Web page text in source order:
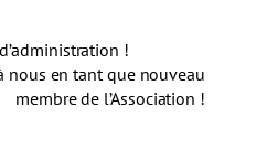
!
nous en tant que nouveau
membre de l’Association !